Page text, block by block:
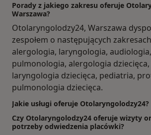
Porady z jakiego zakresu oferuje
Warszawa?
Otolaryngolodzy24, Warszawa
zespołem o następujących
alergologia, laryngologia,
pulmonologia, alergologia
laryngologia dziecięca, pediatria,
pulmonologia dziecięca.
Jakie usługi oferuje Otolaryngolodzy24?
Czy Otolaryngolodzy24 oferuje wizyty
potrzeby odwiedzenia placówki?